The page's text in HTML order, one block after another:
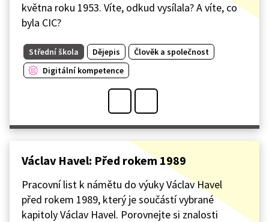
května roku 1953. Víte, odkud vysílala? A víte, co
byla CIC?
Střední škola Dějepis
Člověk a společnost
Digitální kompetence
Václav Havel: Před rokem 1989
Pracovní list k námětu do výuky Václav Havel
před rokem 1989, který je součástí vybrané
kapitoly Václav Havel. Porovnejte si znalosti